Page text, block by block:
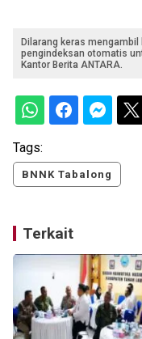
Dilarang keras
pengindeksan otomatis
Kantor Berita ANTARA.
Tags:
BNNK Tabalong
Terkait